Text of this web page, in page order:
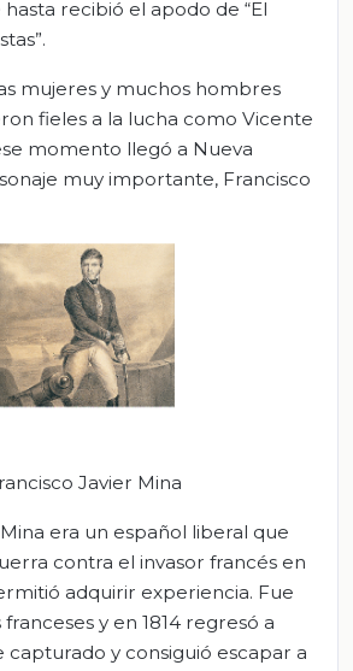
recibió el apodo de “El
mujeres y muchos hombres
fieles a la lucha como Vicente
momento llegó a Nueva
muy importante, Francisco
Javier Mina
era un español liberal que
contra el invasor francés en
adquirir experiencia. Fue
y en 1814 regresó a
capturado y consiguió escapar a